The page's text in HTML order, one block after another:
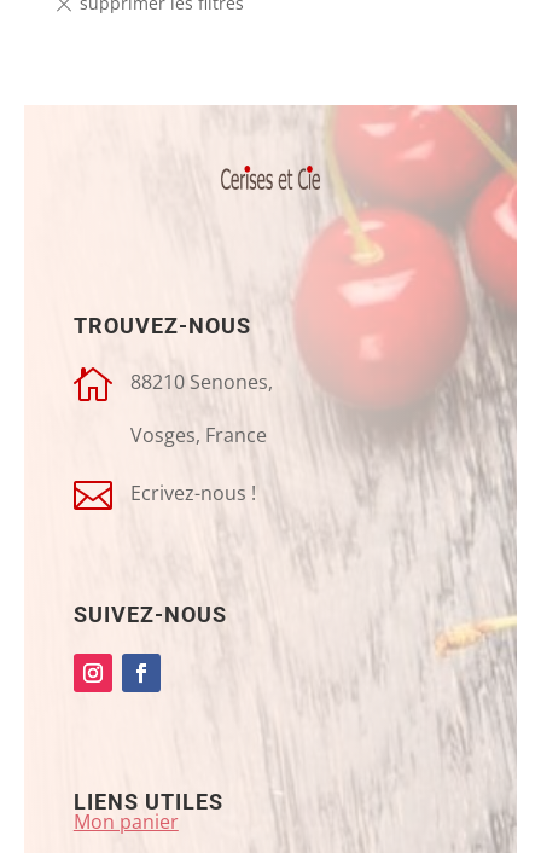
TROUVEZ-NOUS

88210 Senones,
Vosges, France
 Ecrivez-nous !
SUIVEZ-NOUS
LIENS UTILES
Mon panier